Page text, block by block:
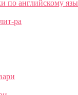
по английскому
ра